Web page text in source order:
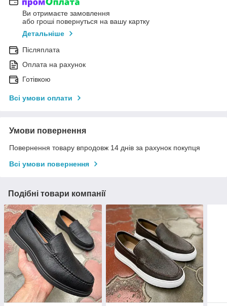
Ви отримаєте замовлення
або гроші повернуться на вашу картку
Детальніше
Післяплата
Оплата на рахунок
Готівкою
Всі умови оплати
Умови повернення
Повернення товару впродовж 14 днів за рахунок покупця
Всі умови повернення
Подібні товари компанії